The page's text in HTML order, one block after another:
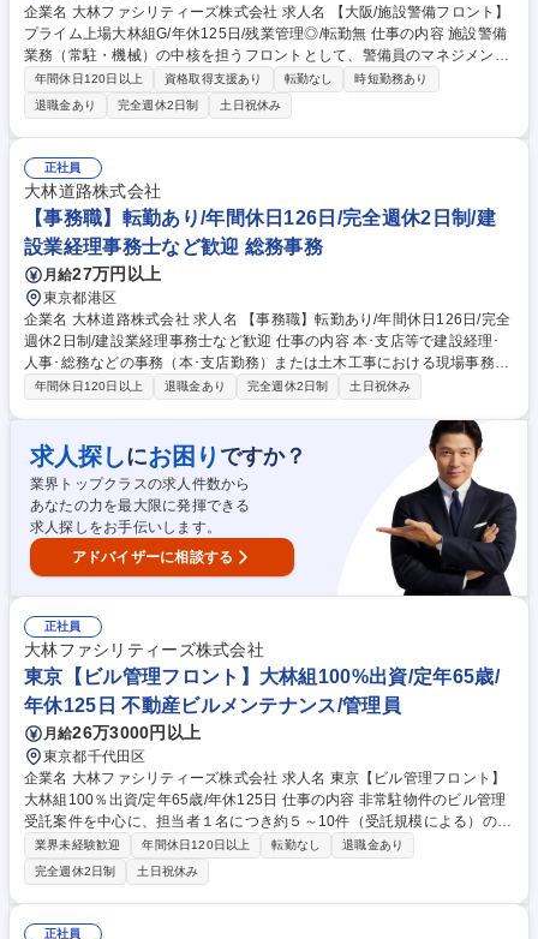
企業名 大林ファシリティーズ株式会社 求人名 【大阪/施設警備フロント】
プライム上場大林組G/年休125日/残業管理◎/転勤無 仕事の内容 施設警備
業務（常駐・機械）の中核を担うフロントとして、警備員のマネジメント
や現場運営の調整をお任せします。安全で円滑な現場を支える重要なポジ
ションです。 【具体的には】■警備員の配置・手配、日々の業務管理 ■顧
客対応および協力会社との折衝 ■見積書・契約書の作成、価格交渉 ■警備
業務のインスペクション（品質チェック） ■収支管理・改善提案 ■スポッ
ト業務の提案や効率化の推進 募集職種 【大阪/施設警備フロント】プライ
ム上場大林組G/年休125日/残業管理◎/転勤無
年間休日120日以上 資格取得支援あり 転勤なし
時短勤務あり
退職金あり
完全週休2日制 土日祝休み
正社員
大林道路株式会社
【事務職】転勤あり/年間休日126日/完全週休2日制/建
設業経理事務士など歓迎 総務事務
月給27万円以上
東京都港区
企業名 大林道路株式会社 求人名 【事務職】転勤あり/年間休日126日/完全
週休2日制/建設業経理事務士など歓迎 仕事の内容 本･支店等で建設経理･
人事･総務などの事務（本･支店勤務）または土木工事における現場事務
（営業所勤務等）をお任せいたします。（全国勤務コース※ステップアッ
務などの専門性が高い事務部門を担当していただき、支店では営業所等の
現業部門支援や支店全体の経理･総務･人事等をご担当いただきます。現場
事務においては、営業所で管轄する各工事プロジェクトの収支計算から決
算報告までの経理的な業務、安全書類の整備、施主や取引先への緊急事態
対応や請求書対応、工事担当者のフォロー、営業所内のマネジメント業務
など、幅広い事務全般をご担当いただきます。 募集職種 【事務職】転勤
あり/年間休日126日/完全週休2日制/建設業経理事務士など歓迎
年間休日120日以上 退職金あり 完全週休2日制 土日祝休み
求人探しにお困り ですか？
業界トップクラスの求人件数から
あなたの力を最大限に発揮できる
求人探しをお手伝いします。
アドバイザーに相談する
正社員
大林ファシリティーズ株式会社
東京【ビル管理フロント】大林組100%出資/定年65歳/
年休125日 不動産ビルメンテナンス/管理員
月給26万3000円以上
東京都千代田区
企業名 大林ファシリティーズ株式会社 求人名 東京【ビル管理フロント】
大林組100％出資/定年65歳/年休125日 仕事の内容 非常駐物件のビル管理
受託案件を中心に、担当者１名につき約５～10件（受託規模による）の建
物を担当していただきます。オーナー様・テナント様との信頼関係を築き
ながら、建物の管理業務を行っていただきます。 【主な業務内容】・オー
ナー様・テナント様の窓口対応 ・常駐管理現場のサポート業務 ・定期メ
ンテナンスの手配・監督・報告 ・設備不具合に対する修繕提案および見積
作成 ・収支管理業務 ※変更の範囲：当社業務全般※建物の改変を伴う業
業界未経験歓迎 年間休日120日以上 転勤なし
退職金あり
完全週休2日制
土日祝休み
正社員